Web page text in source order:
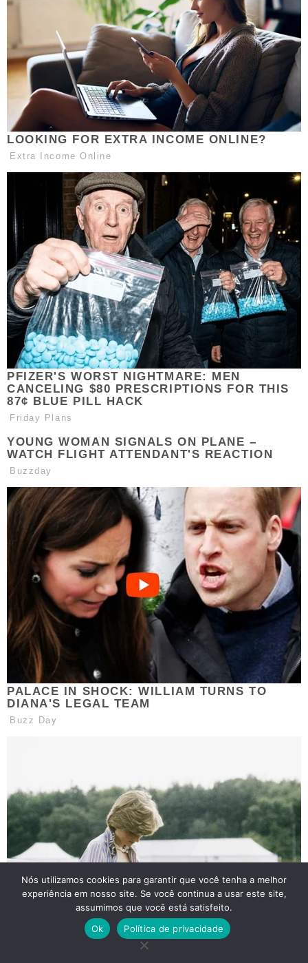
Nós utilizamos cookies para garantir que você tenha a melhor
experiência em nosso site. Se você continua a usar este site,
assumimos que você está satisfeito.
Ok
Política de privacidade